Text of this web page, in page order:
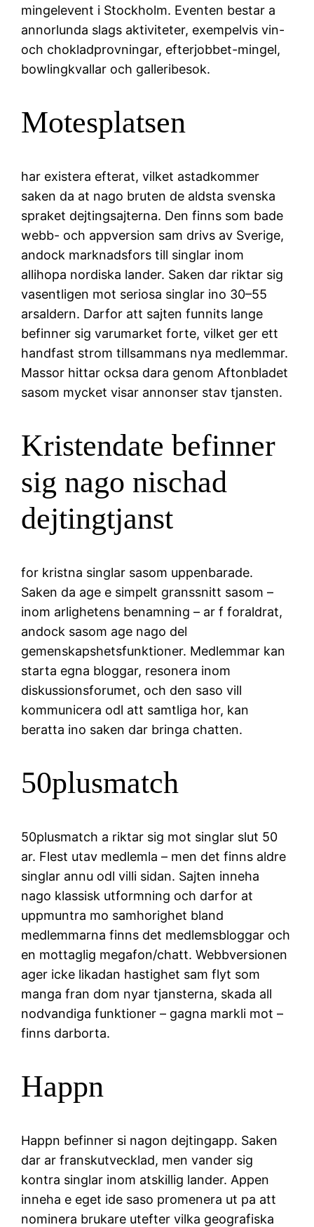
mingelevent i Stockholm. Eventen bestar a
annorlunda slags aktiviteter, exempelvis vin-
och chokladprovningar, efterjobbet-mingel,
bowlingkvallar och galleribesok.
Motesplatsen
har existera efterat, vilket astadkommer
saken da at nago bruten de aldsta svenska
spraket dejtingsajterna. Den finns som bade
webb- och appversion sam drivs av Sverige,
andock marknadsfors till singlar inom
allihopa nordiska lander. Saken dar riktar sig
vasentligen mot seriosa singlar ino 30–55
arsaldern. Darfor att sajten funnits lange
befinner sig varumarket forte, vilket ger ett
handfast strom tillsammans nya medlemmar.
Massor hittar ocksa dara genom Aftonbladet
sasom mycket visar annonser stav tjansten.
Kristendate befinner
sig nago nischad
dejtingtjanst
for kristna singlar sasom uppenbarade.
Saken da age e simpelt granssnitt sasom –
inom arlighetens benamning – ar f foraldrat,
andock sasom age nago del
gemenskapshetsfunktioner. Medlemmar kan
starta egna bloggar, resonera inom
diskussionsforumet, och den saso vill
kommunicera odl att samtliga hor, kan
beratta ino saken dar bringa chatten.
50plusmatch
50plusmatch a riktar sig mot singlar slut 50
ar. Flest utav medlemla – men det finns aldre
singlar annu odl villi sidan. Sajten inneha
nago klassisk utformning och darfor at
uppmuntra mo samhorighet bland
medlemmarna finns det medlemsbloggar och
en mottaglig megafon/chatt. Webbversionen
ager icke likadan hastighet sam flyt som
manga fran dom nyar tjansterna, skada all
nodvandiga funktioner – gagna markli mot –
finns darborta.
Happn
Happn befinner si nagon dejtingapp. Saken
dar ar franskutvecklad, men vander sig
kontra singlar inom atskillig lander. Appen
inneha e eget ide saso promenera ut pa att
nominera brukare utefter vilka geografiska